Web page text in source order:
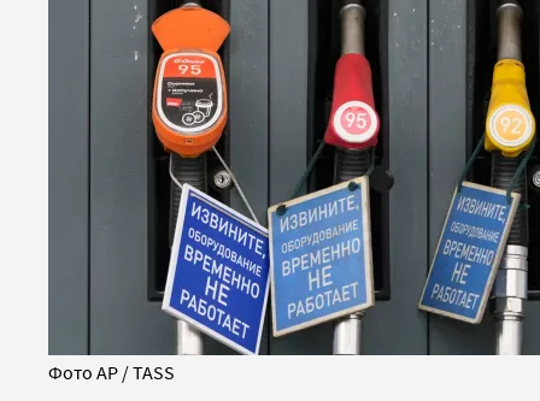
Фото AP / TASS